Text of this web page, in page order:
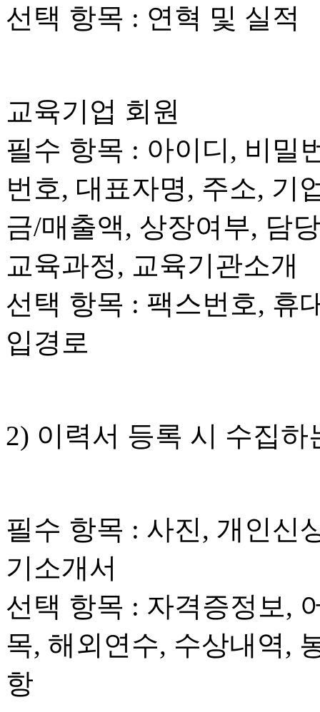
선택 항목 : 연혁 및 실적
교육기업 회원
필수 항목 : 아이디, 비밀
번호, 대표자명, 주소, 기
금/매출액, 상장여부, 담
교육과정, 교육기관소개
선택 항목 : 팩스번호, 휴
입경로
2) 이력서 등록 시 수집
필수 항목 : 사진, 개인신
기소개서
선택 항목 : 자격증정보,
목, 해외연수, 수상내역,
항